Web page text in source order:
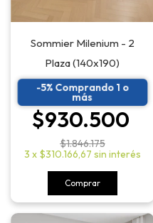
Sommier Milenium - 2
Plaza (140x190)
-5% Comprando 1 o
más
$930.500
$1.846.175
3 x $310.166,67 sin interés
Comprar